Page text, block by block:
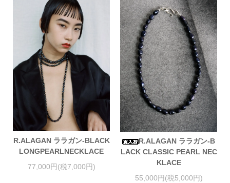
R.ALAGAN ララガン-BLACK
LONGPEARLNECKLACE
77,000円(税7,000円)
R.ALAGAN ララガン-B
LACK CLASSIC PEARL NEC
KLACE
55,000円(税5,000円)